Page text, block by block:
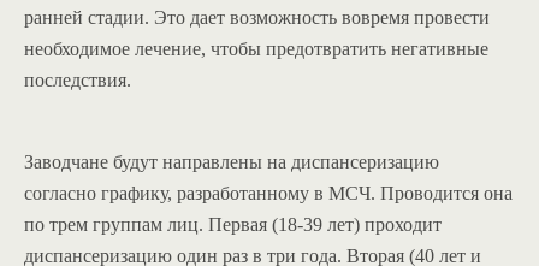
ранней стадии. Это дает возможность вовремя провести
необходимое лечение, чтобы предотвратить негативные
последствия.
Заводчане будут направлены на диспансеризацию
согласно графику, разработанному в МСЧ. Проводится она
по трем группам лиц. Первая (18-39 лет) проходит
диспансеризацию один раз в три года. Вторая (40 лет и